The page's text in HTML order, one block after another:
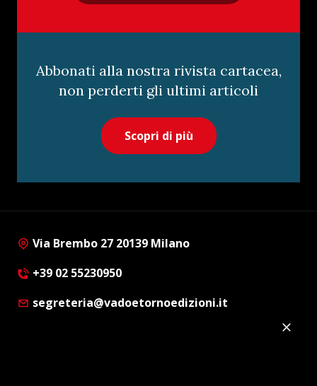
Abbonati alla nostra rivista cartacea,
non perderti gli ultimi articoli
Scopri di più
Via Brembo 27 20139 Milano
+39 02 55230950
segreteria@vadoetornoedizioni.it